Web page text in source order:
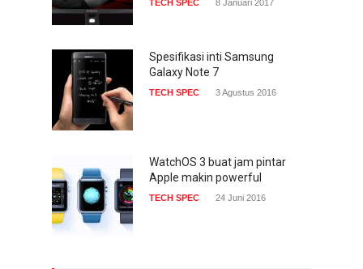
TECH SPEC 8 Januari 2017
Spesifikasi inti Samsung
Galaxy Note 7
TECH SPEC 3 Agustus 2016
WatchOS 3 buat jam pintar
Apple makin powerful
TECH SPEC 24 Juni 2016